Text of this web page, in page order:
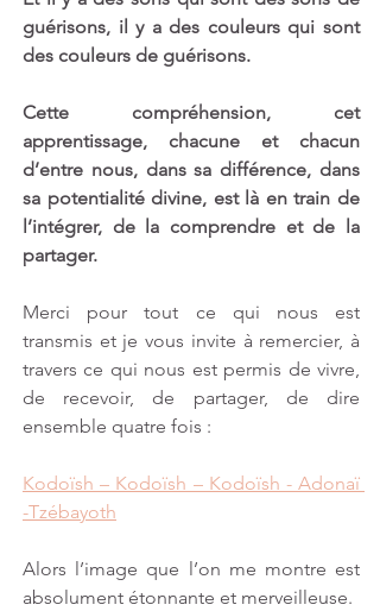
guérisons, il y a des couleurs qui sont
des couleurs de guérisons.
Cette compréhension, cet
apprentissage, chacune et chacun
d’entre nous, dans sa différence, dans
sa potentialité divine, est là en train de
l’intégrer, de la comprendre et de la
partager.
Merci pour tout ce qui nous est
transmis et je vous invite à remercier, à
travers ce qui nous est permis de vivre,
de recevoir, de partager, de dire
ensemble quatre fois :
Kodoïsh – Kodoïsh – Kodoïsh - Adonaï
-Tzébayoth
Alors l’image que l’on me montre est
absolument étonnante et merveilleuse.